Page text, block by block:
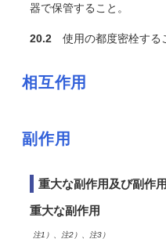
器で保管すること。
20.2 使用の都度密栓する
相互作用
副作用
重大な副作用及び副作
重大な副作用
注1）、注2）、注3）